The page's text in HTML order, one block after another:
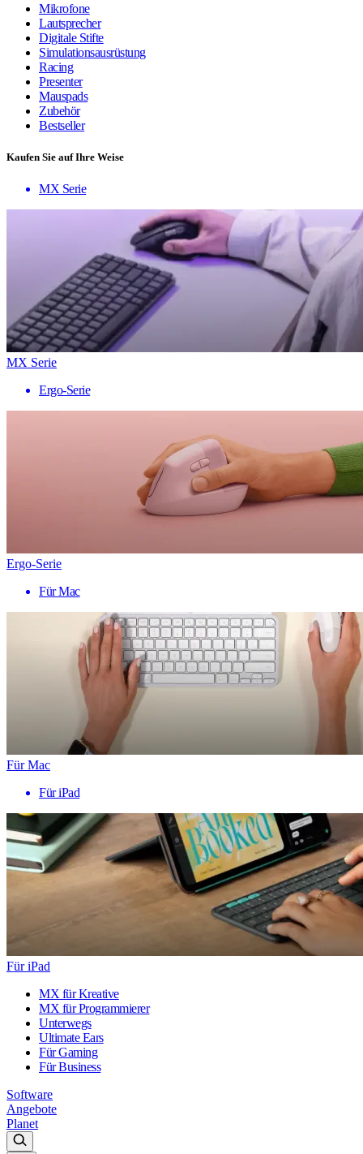
Mikrofone
Lautsprecher
Digitale Stifte
Simulationsausrüstung
Racing
Presenter
Mauspads
Zubehör
Bestseller
Kaufen Sie auf Ihre Weise
MX Serie
MX Serie
Ergo-Serie
Ergo-Serie
Für Mac
Für Mac
Für iPad
Für iPad
MX für Kreative
MX für Programmierer
Unterwegs
Ultimate Ears
Für Gaming
Für Business
Software
Angebote
Planet